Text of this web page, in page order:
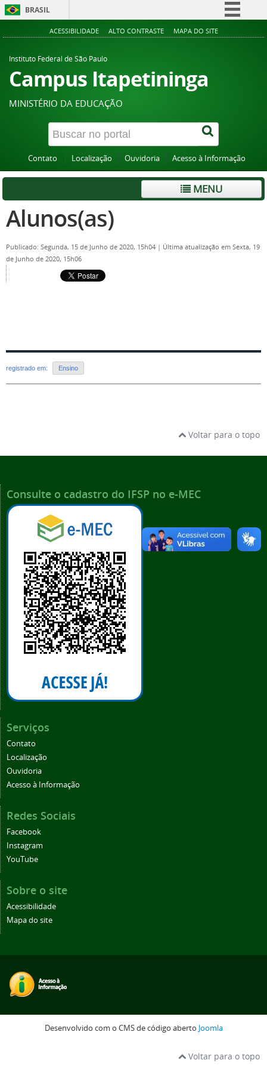
BRASIL
Simplifique!
Acesso à informação
Canais
ACESSIBILIDADE ALTO CONTRASTE MAPA DO SITE
Instituto Federal de São Paulo
Campus Itapetininga
MINISTÉRIO DA EDUCAÇÃO
Contato Localização Ouvidoria Acesso à Informação
MENU
Alunos(as)
Publicado: Segunda, 15 de Junho de 2020, 15h04 | Última atualização em Sexta, 19
de Junho de 2020, 15h06
registrado em: Ensino
Voltar para o topo
Consulte o cadastro do IFSP no e-MEC
Serviços
Contato
Localização
Ouvidoria
Acesso à Informação
Redes Sociais
Facebook
Instagram
YouTube
Sobre o site
Acessibilidade
Mapa do site
Desenvolvido com o CMS de código aberto Joomla
Voltar para o topo